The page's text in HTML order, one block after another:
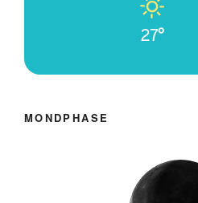
27°
MONDPHASE